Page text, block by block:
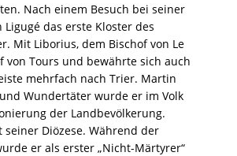
Nach einem Besuch bei seiner
das erste Kloster des
Mit Liborius, dem Bischof von Le
Tours und bewährte sich auch
mehrfach nach Trier. Martin
Wundertäter wurde er im Volk
der Landbevölkerung.
Diözese. Während der
er als erster „Nicht-Märtyrer“